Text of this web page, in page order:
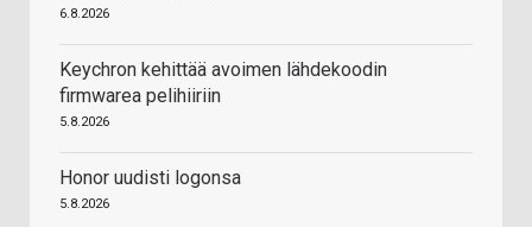
6.8.2026
Keychron kehittää avoimen lähdekoodin
firmwarea pelihiiriin
5.8.2026
Honor uudisti logonsa
5.8.2026